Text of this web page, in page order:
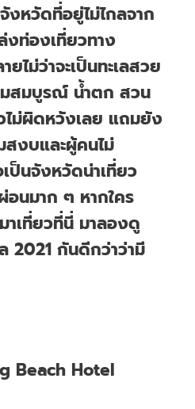
หวัดที่อยู่ไม่ไกลจาก
ท่องเที่ยวทาง
ไม่ว่าจะเป็นทะเลสวย
สมบูรณ์ น้ำตก สวน
ไม่ผิดหวังเลย แถมยัง
งบและผู้คนไม่
นจังหวัดน่าเที่ยว
อนมาก ๆ หากใคร
าเที่ยวที่นี่ มาลองดู
2021 กันดีกว่าว่ามี
Beach Hotel